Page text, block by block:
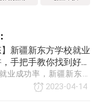
】新疆新东方学校就业
手把手教你找到好工
业成功率，新疆新东方
系列就业指导课程，为
2023-04-14